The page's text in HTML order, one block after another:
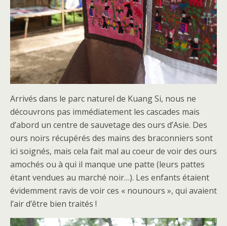
Arrivés dans le parc naturel de Kuang Si, nous ne
découvrons pas immédiatement les cascades mais
d’abord un centre de sauvetage des ours d’Asie. Des
ours noirs récupérés des mains des braconniers sont
ici soignés, mais cela fait mal au coeur de voir des ours
amochés ou à qui il manque une patte (leurs pattes
étant vendues au marché noir…). Les enfants étaient
évidemment ravis de voir ces « nounours », qui avaient
l’air d’être bien traités !